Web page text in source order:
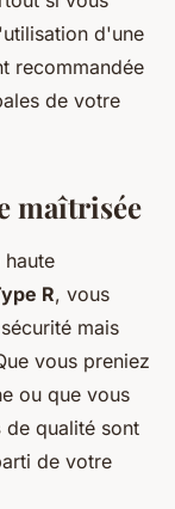
d'une
recommandée
de votre
maîtrisée
haute
R, vous
mais
vous preniez
ou que vous
de qualité sont
de votre